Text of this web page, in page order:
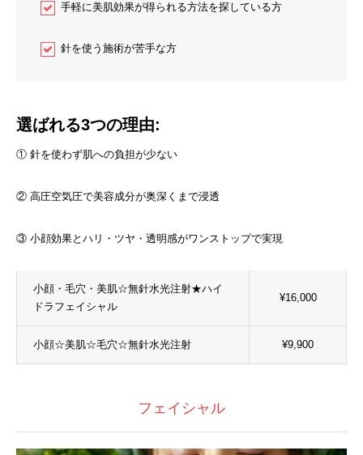
手軽に美肌効果が得られる方法を探している方
針を使う施術が苦手な方
選ばれる3つの理由:
① 針を使わず肌への負担が少ない
② 高圧空気圧で美容成分が奥深くまで浸透
③ 小顔効果とハリ・ツヤ・透明感がワンストップで実現
小顔・毛穴・美肌☆無針水光注射★ハイ
ドラフェイシャル
¥16,000
小顔☆美肌☆毛穴☆無針水光注射 ¥9,900
フェイシャル